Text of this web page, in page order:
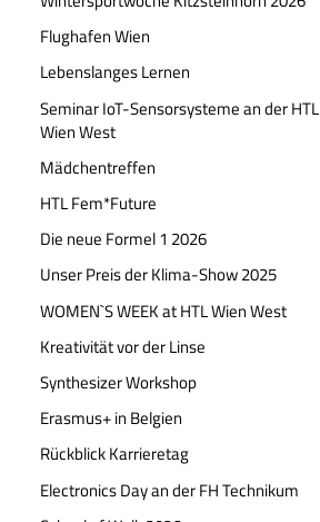
Flughafen Wien
Lebenslanges Lernen
Seminar IoT-Sensorsysteme an der HTL
Wien West
Mädchentreffen
HTL Fem*Future
Die neue Formel 1 2026
Unser Preis der Klima-Show 2025
WOMEN`S WEEK at HTL Wien West
Kreativität vor der Linse
Synthesizer Workshop
Erasmus+ in Belgien
Rückblick Karrieretag
Electronics Day an der FH Technikum